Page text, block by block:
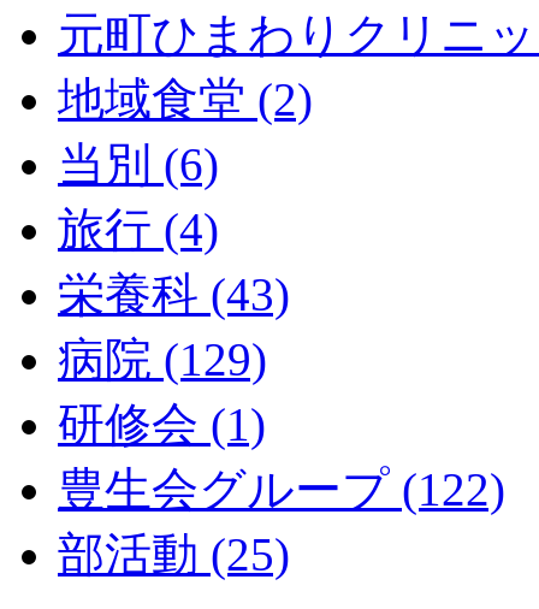
元町ひまわりクリニ
地域食堂 (2)
当別 (6)
旅行 (4)
栄養科 (43)
病院 (129)
研修会 (1)
豊生会グループ (122)
部活動 (25)